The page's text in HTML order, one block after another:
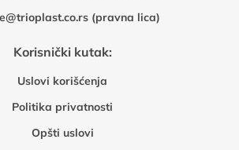
(pravna lica)
Korisnički kutak:
Uslovi korišćenja
Politika privatnosti
Opšti uslovi